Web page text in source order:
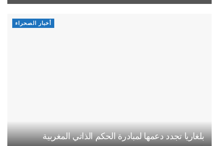
أخبار الصحراء
بلغاريا تجدد دعمها لمبادرة الحكم الذاتي المغربية